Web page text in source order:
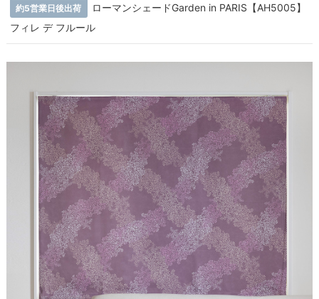
約5営業日後出荷
ローマンシェードGarden in PARIS【AH5005】
フィレ デ フルール